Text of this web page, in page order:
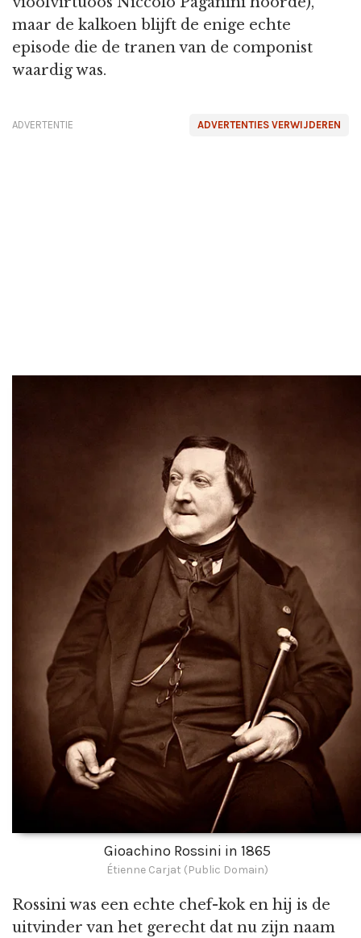
maar de kalkoen blijft de enige echte
episode die de tranen van de componist
waardig was.
ADVERTENTIES VERWIJDEREN
ADVERTENTIE
Gioachino Rossini in 1865
Étienne Carjat (Public Domain)
Rossini was een echte chef-kok en hij is de
uitvinder van het gerecht dat nu zijn naam